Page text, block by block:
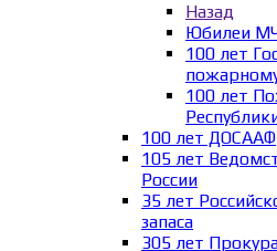
Назад
Юбилеи
100 лет
100 лет
100 лет ДОСААФ
105 лет
России
35 лет
запаса
305 лет